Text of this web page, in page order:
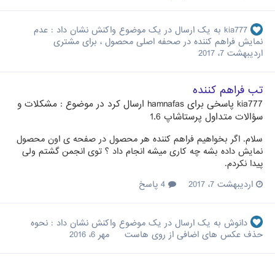
kia777 به یک ارسال در یک موضوع واکنش نشان داد : عدم
نمایش فراهم کننده در صحفه اصلی محصول ، برای مشتری
اردیبهشت 7، 2017
تب فراهم کننده
kia777 پاسخی برای hamnafas ارسال کرد در موضوع : مشکلات و
سؤالات متداول پرستاشاپ 1.6
سلام. اگر بخواهیم فراهم کننده هر محصول در صفحه ی اون محصول
نمایش داده بشه چه کاری میشه انجام داد ؟ توی انجمن گشتم ولی
پیدا نکردم.
اردیبهشت 7، 2017
دانوش به یک ارسال در یک موضوع واکنش نشان داد : نحوه
حذف عکس های اضافی از روی هاست
مهر 6، 2016